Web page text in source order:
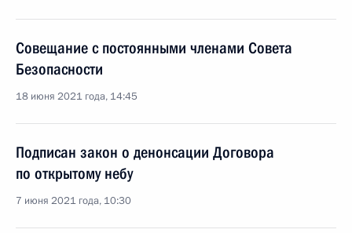
Совещание с постоянными членами Совета
Безопасности
18 июня 2021 года, 14:45
Подписан закон о денонсации Договора
по открытому небу
7 июня 2021 года, 10:30